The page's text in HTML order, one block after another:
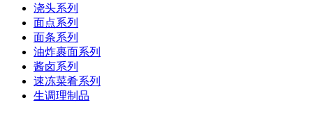
浇头系列
面点系列
面条系列
油炸裹面系列
酱卤系列
速冻菜肴系列
生调理制品